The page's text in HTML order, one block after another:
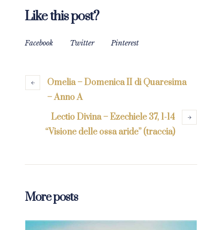
Like this post?
Facebook Twitter Pinterest
Omelia – Domenica II di Quaresima
– Anno A
Lectio Divina – Ezechiele 37, 1-14
“Visione delle ossa aride” (traccia)
More posts